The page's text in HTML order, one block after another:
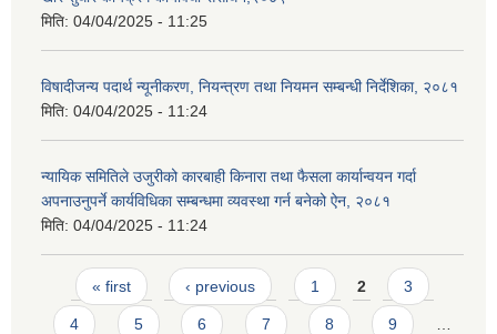
मिति: 04/04/2025 - 11:25
विषादीजन्य पदार्थ न्यूनीकरण, नियन्त्रण तथा नियमन सम्बन्धी निर्देशिका, २०८१
मिति: 04/04/2025 - 11:24
न्यायिक समितिले उजुरीको कारबाही किनारा तथा फैसला कार्यान्वयन गर्दा
अपनाउनुपर्ने कार्यविधिका सम्बन्धमा व्यवस्था गर्न बनेको ऐन, २०८१
मिति: 04/04/2025 - 11:24
Pages
« first ‹ previous 1 2 3
4 5 6 7 8 9